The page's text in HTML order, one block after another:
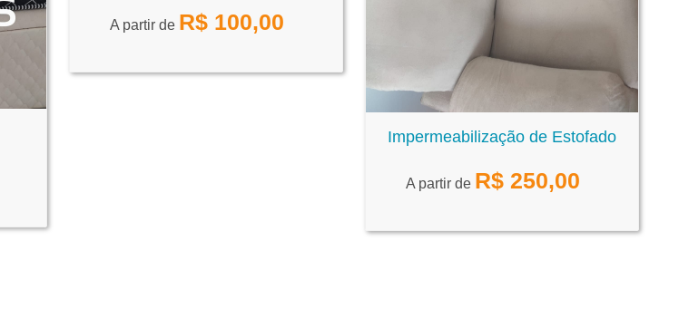
A partir de R$ 100,00
Impermeabilização de Estofado
A partir de R$ 250,00